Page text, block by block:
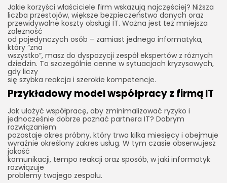
Jakie korzyści właściciele firm wskazują najczęściej? Niższa
liczba przestojów, większe bezpieczeństwo danych oraz
przewidywalne koszty obsługi IT. Ważna jest też mniejsza
zależność
od pojedynczych osób – zamiast jednego informatyka,
który “zna
wszystko”, masz do dyspozycji zespół ekspertów z różnych
dziedzin. To szczególnie cenne w sytuacjach kryzysowych,
gdy liczy
się szybka reakcja i szerokie kompetencje.
Przykładowy model współpracy z firmą IT
Jak ułożyć współpracę, aby zminimalizować ryzyko i
jednocześnie dobrze poznać partnera IT? Dobrym
rozwiązaniem
pozostaje okres próbny, który trwa kilka miesięcy i obejmuje
wyraźnie określony zakres usług. W tym czasie obserwujesz
jakość
komunikacji, tempo reakcji oraz sposób, w jaki informatyk
rozwiązuje
problemy twojego zespołu.